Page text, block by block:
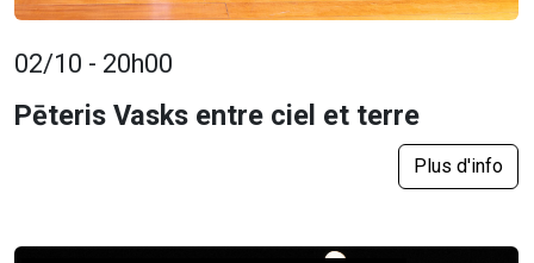
02/10 - 20h00
Pēteris Vasks entre ciel et terre
Plus d'info